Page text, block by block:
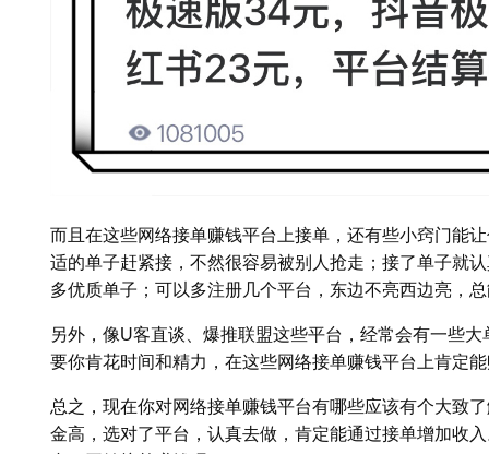
而且在这些网络接单赚钱平台上接单，还有些小窍门能
适的单子赶紧接，不然很容易被别人抢走；接了单子就
多优质单子；可以多注册几个平台，东边不亮西边亮，
另外，像U客直谈、爆推联盟这些平台，经常会有一些
要你肯花时间和精力，在这些网络接单赚钱平台上肯定
总之，现在你对网络接单赚钱平台有哪些应该有个大致
金高，选对了平台，认真去做，肯定能通过接单增加收